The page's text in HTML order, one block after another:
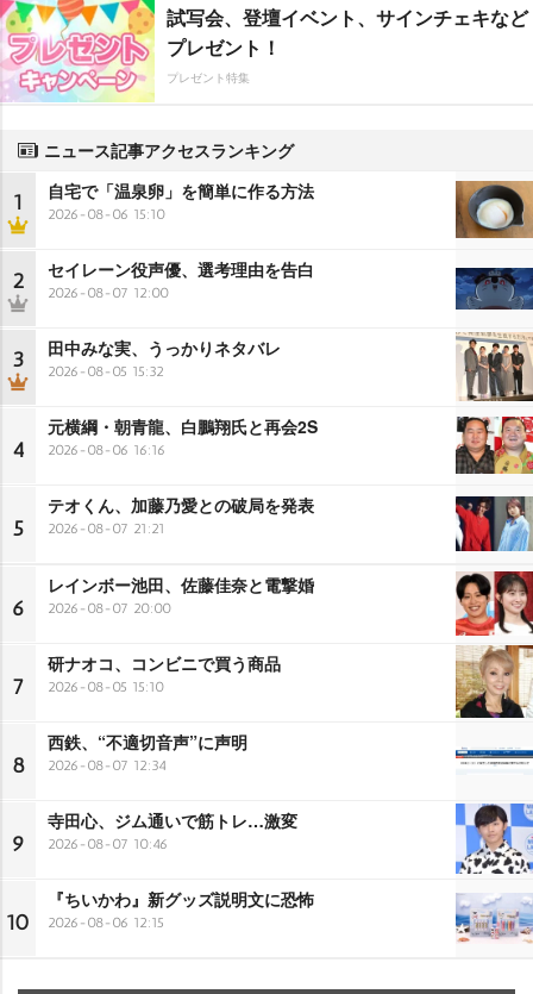
試写会、登壇イベント、サインチェキなど
プレゼント！
プレゼント特集
ニュース記事アクセスランキング
1 自宅で「温泉卵」を簡単に作る方法
2026-08-06 15:10
2 セイレーン役声優、選考理由を告白
2026-08-07 12:00
3 田中みな実、うっかりネタバレ
2026-08-05 15:32
4
元横綱・朝青龍、白鵬翔氏と再会2S
2026-08-06 16:16
5
テオくん、加藤乃愛との破局を発表
2026-08-07 21:21
6
レインボー池田、佐藤佳奈と電撃婚
2026-08-07 20:00
7
研ナオコ、コンビニで買う商品
2026-08-05 15:10
8
西鉄、“不適切音声”に声明
2026-08-07 12:34
9
寺田心、ジム通いで筋トレ…激変
2026-08-07 10:46
10
『ちいかわ』新グッズ説明文に恐怖
2026-08-06 12:15